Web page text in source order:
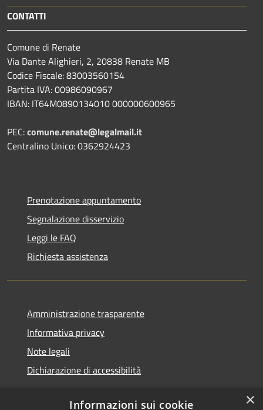
CONTATTI
Comune di Renate
Via Dante Alighieri, 2, 20838 Renate MB
Codice Fiscale: 83003560154
Partita IVA: 00986090967
IBAN: IT64M0890134010 000000600965
PEC:comune.renate@legalmail.it
Centralino Unico: 0362924423
Prenotazione appuntamento
Segnalazione disservizio
Leggi le FAQ
Richiesta assistenza
Amministrazione trasparente
Informativa privacy
Note legali
Dichiarazione di accessibilità
×
Informazioni sui cookie